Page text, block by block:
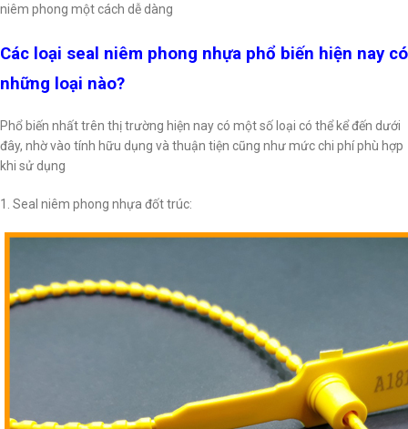
niêm phong một cách dễ dàng
Các loại seal niêm phong nhựa phổ biến hiện nay có
những loại nào?
Phổ biến nhất trên thị trường hiện nay có một số loại có thể kể đến dưới
đây, nhờ vào tính hữu dụng và thuận tiện cũng như mức chi phí phù hợp
khi sử dụng
1. Seal niêm phong nhựa đốt trúc: